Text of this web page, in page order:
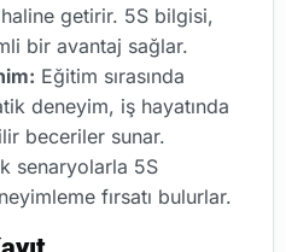
getirir. 5S bilgisi,
bir avantaj sağlar.
Eğitim sırasında
deneyim, iş hayatında
beceriler sunar.
senaryolarla 5S
fırsatı bulurlar.